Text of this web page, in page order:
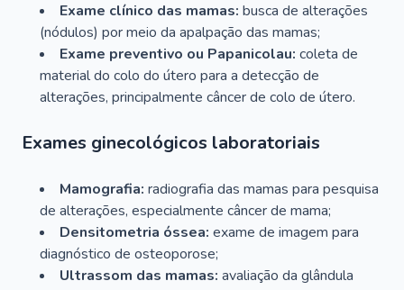
Exame clínico das mamas: busca de alterações
(nódulos) por meio da apalpação das mamas;
Exame preventivo ou Papanicolau: coleta de
material do colo do útero para a detecção de
alterações, principalmente câncer de colo de útero.
Exames ginecológicos laboratoriais
Mamografia: radiografia das mamas para pesquisa
de alterações, especialmente câncer de mama;
Densitometria óssea: exame de imagem para
diagnóstico de osteoporose;
Ultrassom das mamas: avaliação da glândula